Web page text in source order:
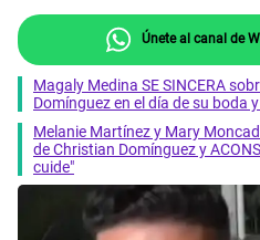
Únete al canal de
Magaly Medina SE SINCERA
Domínguez en el día de su boda y
Melanie Martínez y Mary
de Christian Domínguez y
cuide"